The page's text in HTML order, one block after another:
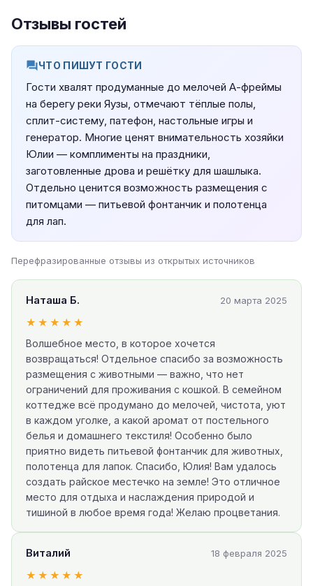
Отзывы гостей
ЧТО ПИШУТ ГОСТИ
Гости хвалят продуманные до мелочей А-фреймы
на берегу реки Яузы, отмечают тёплые полы,
сплит-систему, патефон, настольные игры и
генератор. Многие ценят внимательность хозяйки
Юлии — комплименты на праздники,
заготовленные дрова и решётку для шашлыка.
Отдельно ценится возможность размещения с
питомцами — питьевой фонтанчик и полотенца
для лап.
Перефразированные отзывы из открытых источников
Наташа Б. 20 марта 2025
★★★★★
Волшебное место, в которое хочется
возвращаться! Отдельное спасибо за возможность
размещения с животными — важно, что нет
ограничений для проживания с кошкой. В семейном
коттедже всё продумано до мелочей, чистота, уют
в каждом уголке, а какой аромат от постельного
белья и домашнего текстиля! Особенно было
приятно видеть питьевой фонтанчик для животных,
полотенца для лапок. Спасибо, Юлия! Вам удалось
создать райское местечко на земле! Это отличное
место для отдыха и наслаждения природой и
тишиной в любое время года! Желаю процветания.
Виталий 18 февраля 2025
★★★★★